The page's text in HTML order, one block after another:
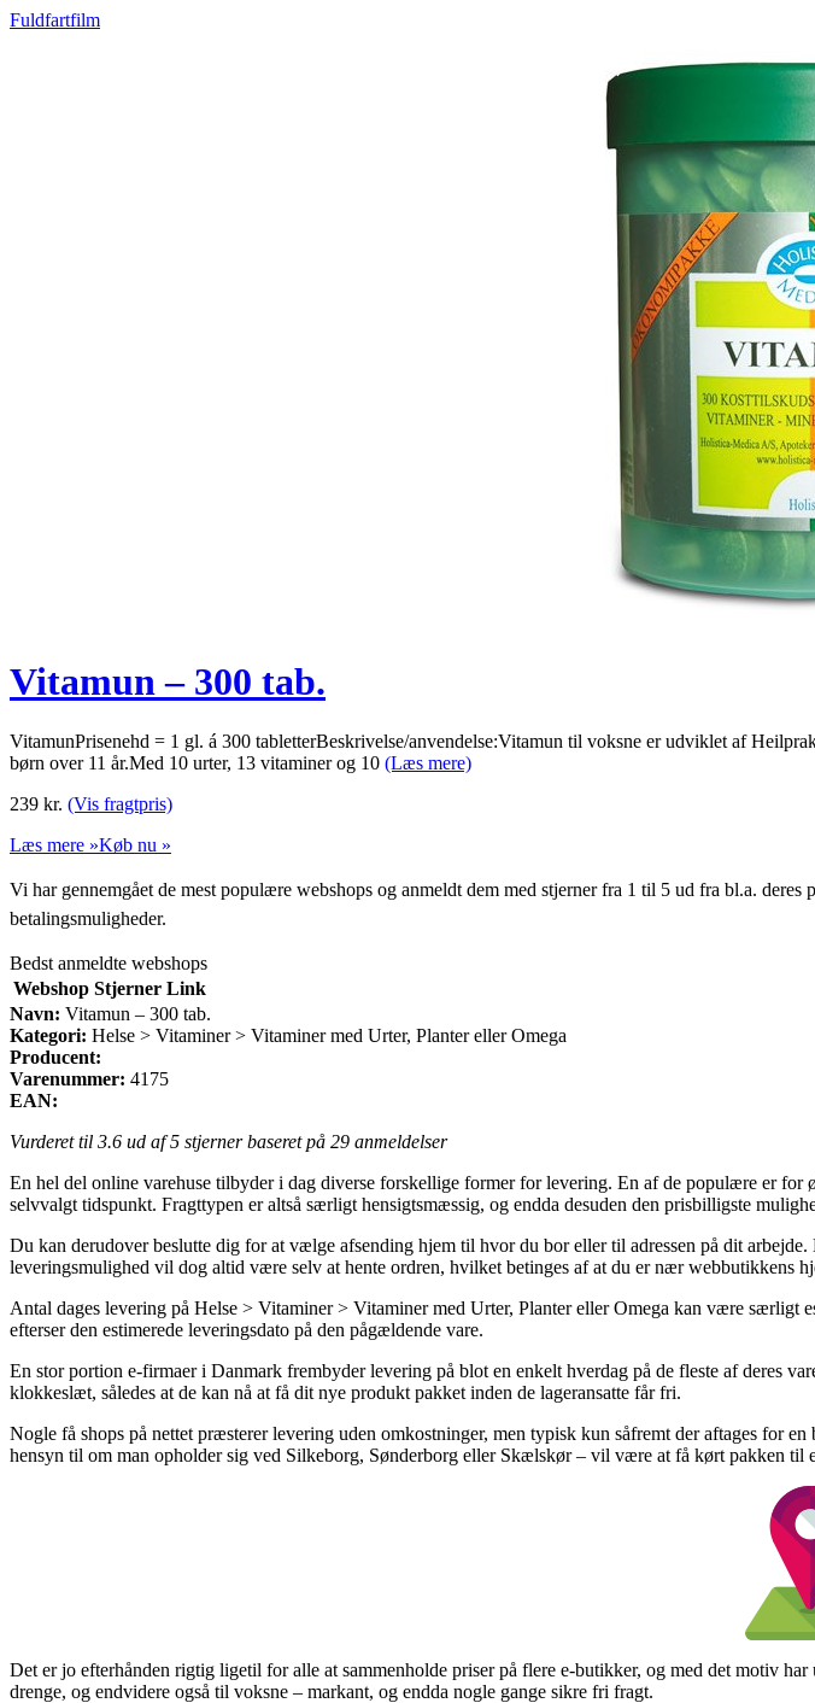
Fuldfartfilm
Vitamun – 300 tab.
VitamunPrisenehd = 1 gl. á 300 tabletterBeskrivelse/anvendelse:Vitamun til voksne er udviklet af
børn over 11 år.Med 10 urter, 13 vitaminer og 10 (Læs mere)
239 kr. (Vis fragtpris)
Læs mere »Køb nu »
Vi har gennemgået de mest populære webshops og anmeldt dem med stjerner fra 1 til 5 ud fra bl.a.
betalingsmuligheder.
Bedst anmeldte webshops
Webshop Stjerner Link
Navn: Vitamun – 300 tab.
Kategori: Helse > Vitaminer > Vitaminer med Urter, Planter eller Omega
Producent:
Varenummer: 4175
EAN:
Vurderet til 3.6 ud af 5 stjerner baseret på 29 anmeldelser
En hel del online varehuse tilbyder i dag diverse forskellige former for levering. En af de populære er
selvvalgt tidspunkt. Fragttypen er altså særligt hensigtsmæssig, og endda desuden den prisbilligste
Du kan derudover beslutte dig for at vælge afsending hjem til hvor du bor eller til adressen på dit
leveringsmulighed vil dog altid være selv at hente ordren, hvilket betinges af at du er nær webbutikkens
Antal dages levering på Helse > Vitaminer > Vitaminer med Urter, Planter eller Omega kan være særligt
efterser den estimerede leveringsdato på den pågældende vare.
En stor portion e-firmaer i Danmark frembyder levering på blot en enkelt hverdag på de fleste af deres
klokkeslæt, således at de kan nå at få dit nye produkt pakket inden de lageransatte får fri.
Nogle få shops på nettet præsterer levering uden omkostninger, men typisk kun såfremt der aftages for
hensyn til om man opholder sig ved Silkeborg, Sønderborg eller Skælskør – vil være at få kørt pakken til
Det er jo efterhånden rigtig ligetil for alle at sammenholde priser på flere e-butikker, og med det motiv
drenge, og endvidere også til voksne – markant, og endda nogle gange sikre fri fragt.